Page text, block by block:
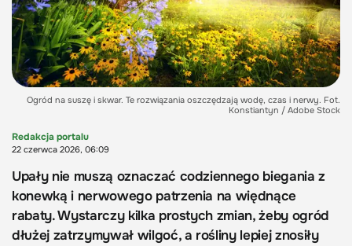
Ogród na suszę i skwar. Te rozwiązania oszczędzają wodę, czas i nerwy. Fot.
Konstiantyn / Adobe Stock
Redakcja portalu
22 czerwca 2026, 06:09
Upały nie muszą oznaczać codziennego biegania z
konewką i nerwowego patrzenia na więdnące
rabaty. Wystarczy kilka prostych zmian, żeby ogród
dłużej zatrzymywał wilgoć, a rośliny lepiej znosiły